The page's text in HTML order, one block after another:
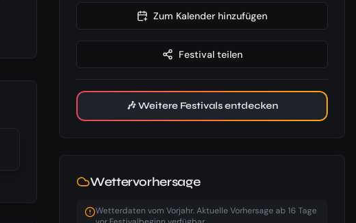
Zum Kalender hinzufügen
Festival teilen
🎶 Weitere Festivals entdecken
Wettervorhersage
Wetterdaten vom Vorjahr. Aktuelle Vorhersage ab 16 Tage